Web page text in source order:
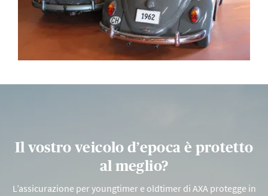
Il vostro veicolo d’epoca è protetto
al meglio?
L’assicurazione per youngtimer e oldtimer di AXA protegge in